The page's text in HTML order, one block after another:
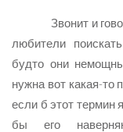
Звонит и
любители
будто они
нужна вот какая-
если б этот термин
бы его